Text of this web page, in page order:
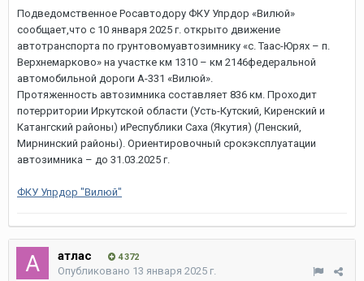
Подведомственное Росавтодору ФКУ Упрдор «Вилюй»
сообщает,что с 10 января 2025 г. открыто движение
автотранспорта по грунтовомуавтозимнику «с. Таас-Юрях – п.
Верхнемарково» на участке км 1310 – км 2146федеральной
автомобильной дороги А-331 «Вилюй».
Протяженность автозимника составляет 836 км. Проходит
потерритории Иркутской области (Усть-Кутский, Киренский и
Катангский районы) иРеспублики Саха (Якутия) (Ленский,
Мирнинский районы). Ориентировочный срокэксплуатации
автозимника – до 31.03.2025 г.
ФКУ Упрдор "Вилюй"
атлас 4 372
Опубликовано 13 января 2025 г.